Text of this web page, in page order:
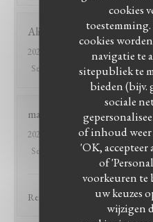
cookies
cookies
navigatie te
sitepubliek te
bieden (bijv.
sociale
of inhoud weer
'OK, accepteer
of
voorkeuren te
uw keuzes
wijzigen
Alizée
2025-02-15
- 20:00 - Gasten 8
Service
Atmosfeer: 5/5
manon
2025-02-05
- 20:00 - Gasten 2
Service
Atmosfeer:1/5
Restaurant fermé alors que nous